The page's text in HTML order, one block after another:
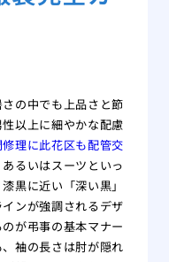
の中でも上品さと節
以上に細やかな配慮
理に此花区も配管交
るいはスーツといっ
黒に近い「深い黒」
ンが強調されるデザ
が弔事の基本マナー
袖の長さは肘が隠れ